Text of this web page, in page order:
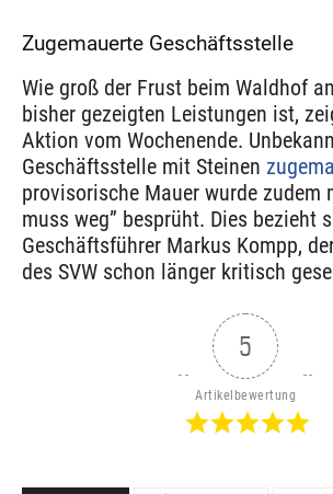
Zugemauerte Geschäftsstelle
Wie groß der Frust beim Waldhof
bisher gezeigten Leistungen ist,
Aktion vom Wochenende.
Geschäftsstelle mit Steinen
provisorische Mauer wurde zudem
muss weg” besprüht. Dies bezieht
Geschäftsführer Markus Kompp,
des SVW schon länger kritisch
5
Artikelbewertung